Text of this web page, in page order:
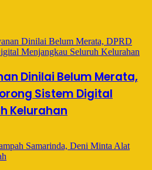
Dinilai Belum Merata,
Sistem Digital
Kelurahan